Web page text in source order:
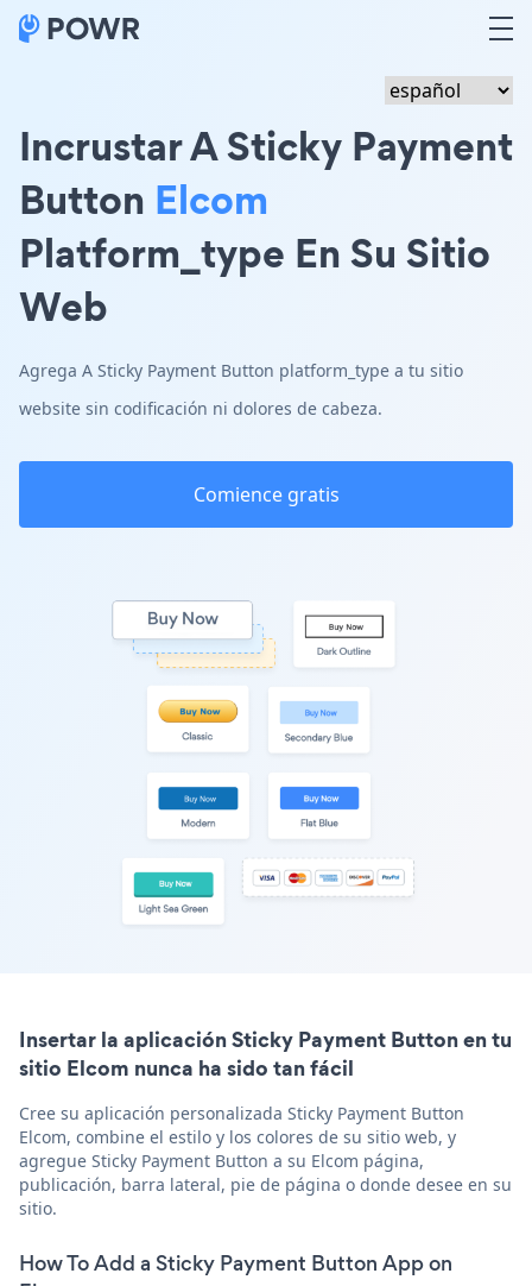
Incrustar A Sticky Payment
Button Elcom
Platform_type En Su Sitio
Web
Agrega A Sticky Payment Button platform_type a tu sitio
website sin codificación ni dolores de cabeza.
Comience gratis
Insertar la aplicación Sticky Payment Button en tu
sitio Elcom nunca ha sido tan fácil
Cree su aplicación personalizada Sticky Payment Button
Elcom, combine el estilo y los colores de su sitio web, y
agregue Sticky Payment Button a su Elcom página,
publicación, barra lateral, pie de página o donde desee en su
sitio.
How To Add a Sticky Payment Button App on